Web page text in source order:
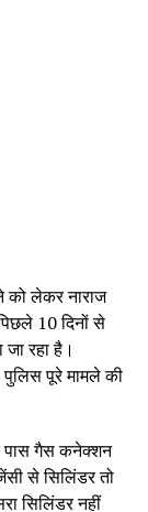
को लेकर नाराज
10 दिनों से
रहा है।
पूरे मामले की
पास गैस कनेक्शन
से सिलिंडर तो
सिलिंडर नहीं